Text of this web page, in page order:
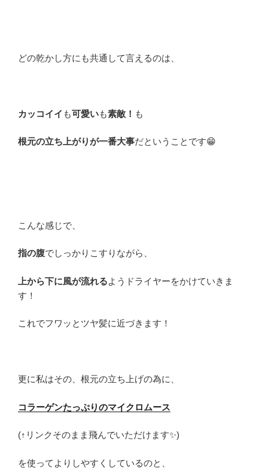
どの乾かし方にも共通して言えるのは、
カッコイイ も可愛いも素敵！ も
根元の立ち上がりが一番大事だということです😁
こんな感じで、
指の腹でしっかりこすりながら、
上から下に風が流れるようドライヤーをかけていきま
す！
これでフワッとツヤ髪に近づきます！
更に私はその、根元の立ち上げの為に、
コラーゲンたっぷりのマイクロムース
(↑リンクそのまま飛んでいただけます✨)
を使ってよりしやすくしているのと、